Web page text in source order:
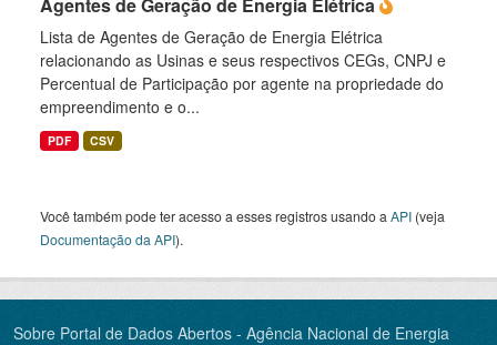
Lista de Agentes de Geração de Energia Elétrica
relacionando as Usinas e seus respectivos CEGs, CNPJ e
Percentual de Participação por agente na propriedade do
empreendimento e o...
PDF CSV
Você também pode ter acesso a esses registros usando a API (veja
Documentação da API).
Sobre Portal de Dados Abertos - Agência Nacional de Energia